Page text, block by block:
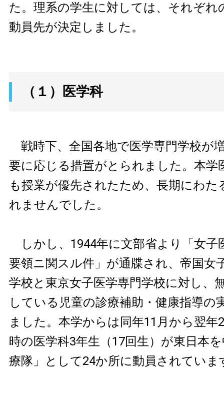
た。理系の学生に対しては、それぞれ
動員先が決定しました。
（１）医学科
戦時下、全国各地で医学専門学校が
要に応じる措置がとられました。本学
も授業が優先されたため、長期にわた
れませんでした。
しかし、1944年に文部省より「女子
要領ニ関スル件」が通牒され、帝国女
学校と東京女子医学専門学校に対し、
している児童の診療補助・健康指導の
ました。本学からは同年11月から翌年
時の医学科3年生（17回生）が東日本
療隊」として24か所に動員されていま